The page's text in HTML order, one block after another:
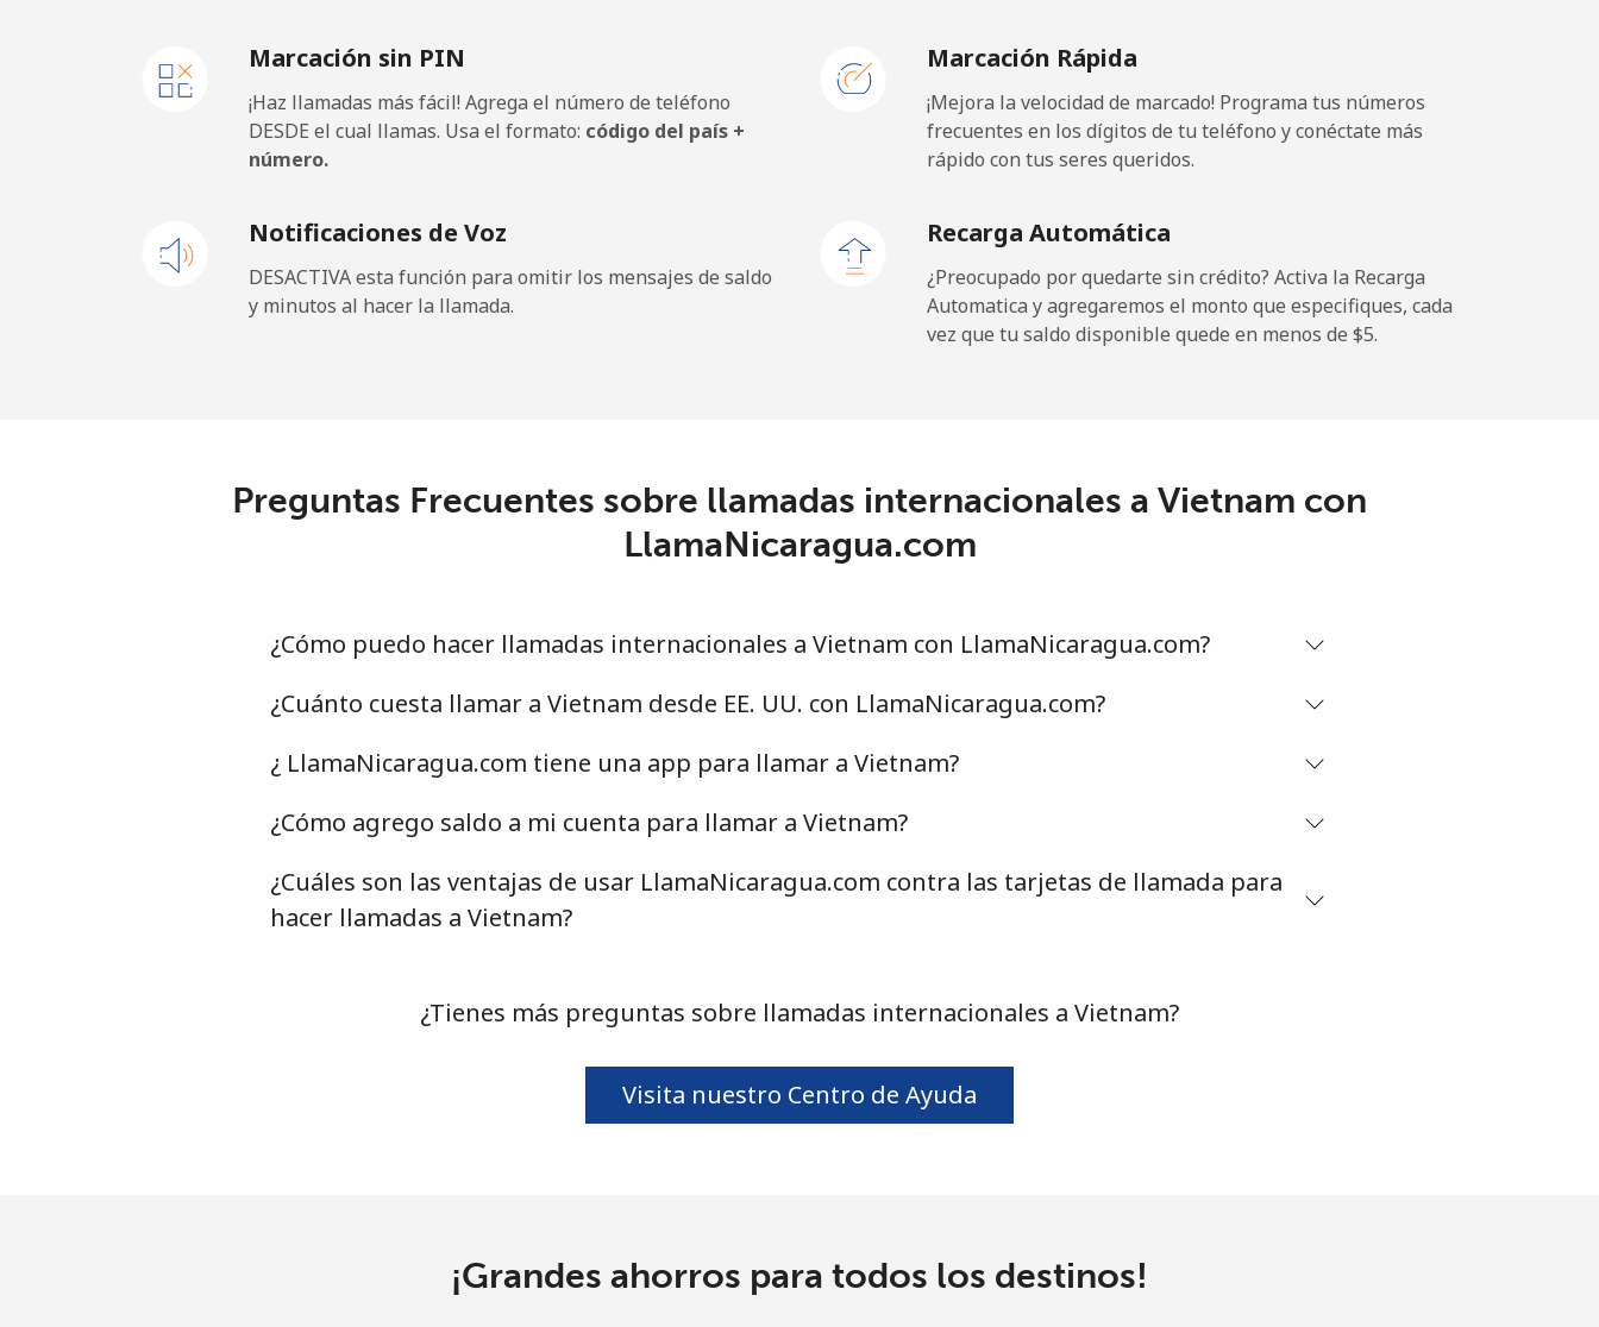
Marcación sin PIN
¡Haz llamadas más fácil! Agrega el número de teléfono
DESDE el cual llamas. Usa el formato: código del país +
número.
Marcación Rápida
¡Mejora la velocidad de marcado! Programa tus números
frecuentes en los dígitos de tu teléfono y conéctate más
rápido con tus seres queridos.
Notificaciones de Voz
DESACTIVA esta función para omitir los mensajes de saldo
y minutos al hacer la llamada.
Recarga Automática
¿Preocupado por quedarte sin crédito? Activa la Recarga
Automatica y agregaremos el monto que especifiques, cada
vez que tu saldo disponible quede en menos de ⁦$5⁩.
Preguntas Frecuentes sobre llamadas internacionales a Vietnam con
LlamaNicaragua.com
¿Cómo puedo hacer llamadas internacionales a Vietnam con LlamaNicaragua.com?
¿Cuánto cuesta llamar a Vietnam desde EE. UU. con LlamaNicaragua.com?
¿ LlamaNicaragua.com tiene una app para llamar a Vietnam?
¿Cómo agrego saldo a mi cuenta para llamar a Vietnam?
¿Cuáles son las ventajas de usar LlamaNicaragua.com contra las tarjetas de llamada para
hacer llamadas a Vietnam?
¿Tienes más preguntas sobre llamadas internacionales a Vietnam?
Visita nuestro Centro de Ayuda
¡Grandes ahorros para todos los destinos!